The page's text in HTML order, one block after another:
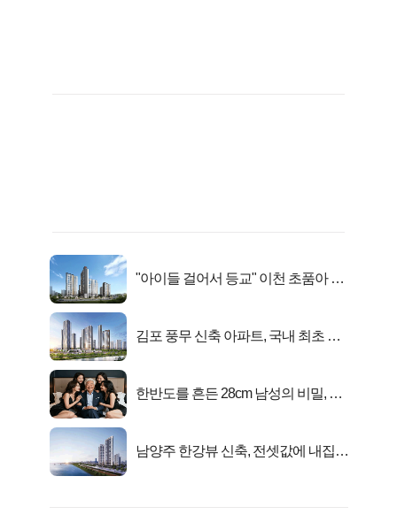
"아이들 걸어서 등교" 이천 초품아 신
김포 풍무 신축 아파트, 국내 최초 반
한반도를 흔든 28cm 남성의 비밀, 매
남양주 한강뷰 신축, 전셋값에 내집마